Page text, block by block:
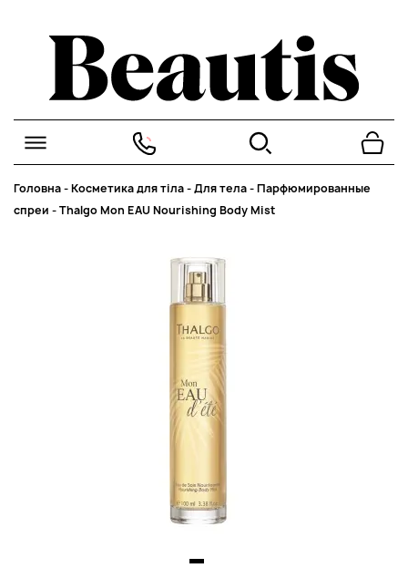
Головна-Косметика для тіла-Для тела-Парфюмированные
спреи -Thalgo Mon EAU Nourishing Body Mist